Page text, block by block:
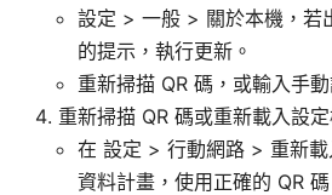
設定 > 一般 > 關於本機，若
的提示，執行更新。
重新掃描 QR 碼，或輸入手動
重新掃描 QR 碼或重新載入設
在 設定 > 行動網路 > 重新
資料計畫，使用正確的 QR 碼